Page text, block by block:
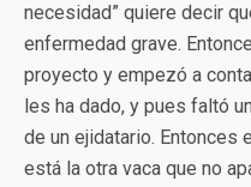
necesidad” quiere decir
enfermedad grave.
proyecto y empezó a
les ha dado, y pues faltó
de un ejidatario. Entonces
está la otra vaca que no